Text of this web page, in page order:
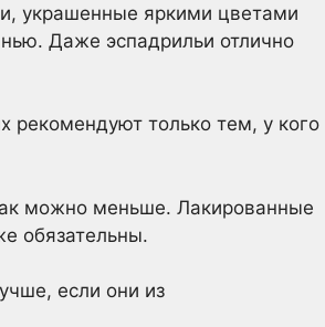
украшенные яркими цветами
Даже эспадрильи отлично
рекомендуют только тем, у кого
можно меньше. Лакированные
обязательны.
если они из